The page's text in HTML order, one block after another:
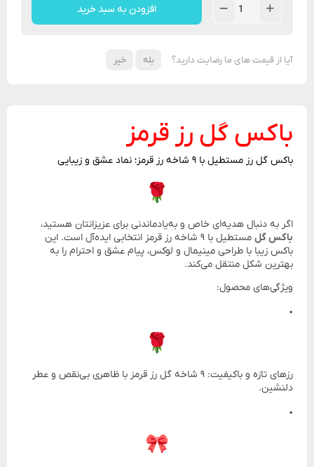
افزودن به سبد خرید
آیا از قیمت های ما رضایت دارید؟ بله خیر
باکس گل رز قرمز
باکس گل رز مستطیل با ۹ شاخه رز قرمز؛ نماد عشق و زیبایی
اگر به دنبال هدیه‌ای خاص و به‌یادماندنی برای عزیزانتان هستید،
باکس گل
مستطیل با ۹ شاخه رز قرمز انتخابی ایده‌آل است. این
باکس زیبا با طراحی مینیمال و لوکس، پیام عشق و احترام را به
بهترین شکل منتقل می‌کند.
ویژگی‌های محصول:
•
رزهای تازه و باکیفیت: ۹ شاخه گل رز قرمز با ظاهری بی‌نقص و عطر
دلنشین.
•